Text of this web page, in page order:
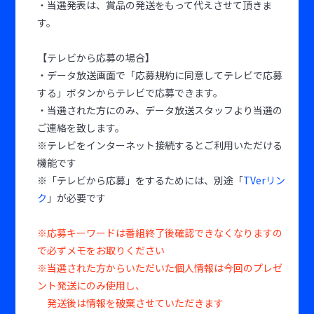
・当選発表は、賞品の発送をもって代えさせて頂きま
す。
【テレビから応募の場合】
・データ放送画面で「応募規約に同意してテレビで応募
する」ボタンからテレビで応募できます。
・当選された方にのみ、データ放送スタッフより当選の
ご連絡を致します。
※テレビをインターネット接続するとご利用いただける
機能です
※「テレビから応募」をするためには、別途「TVerリン
ク 」が必要です
※応募キーワードは番組終了後確認できなくなりますの
で必ずメモをお取りください
※当選された方からいただいた個人情報は今回のプレゼ
ント発送にのみ使用し、
発送後は情報を破棄させていただきます